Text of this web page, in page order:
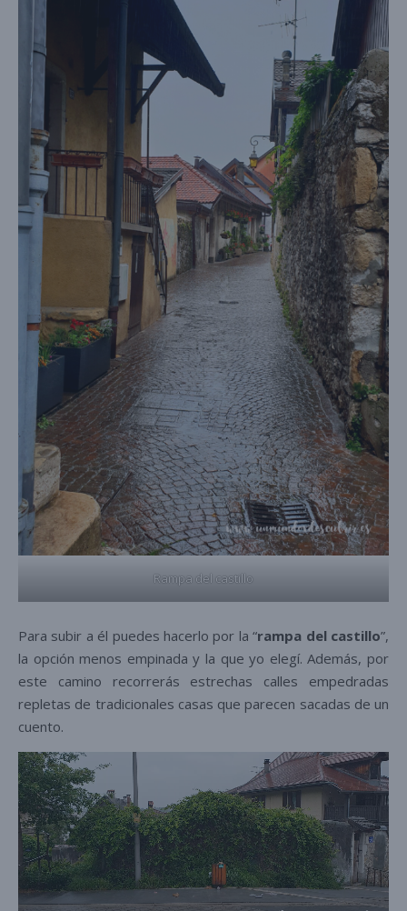
Rampa del castillo
Para subir a él puedes hacerlo por la “rampa del castillo”,
la opción menos empinada y la que yo elegí. Además, por
este camino recorrerás estrechas calles empedradas
repletas de tradicionales casas que parecen sacadas de un
cuento.